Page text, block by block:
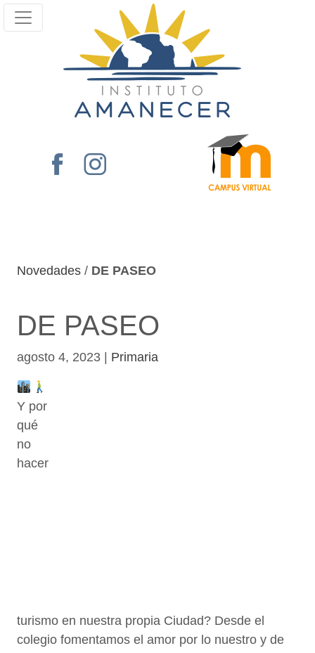
Novedades / DE PASEO
DE PASEO
agosto 4, 2023 Primaria
Y por
qué
no
hacer
turismo en nuestra propia Ciudad? Desde el
colegio fomentamos el amor por lo nuestro y de